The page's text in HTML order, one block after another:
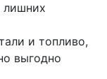
лишних
и топливо,
выгодно